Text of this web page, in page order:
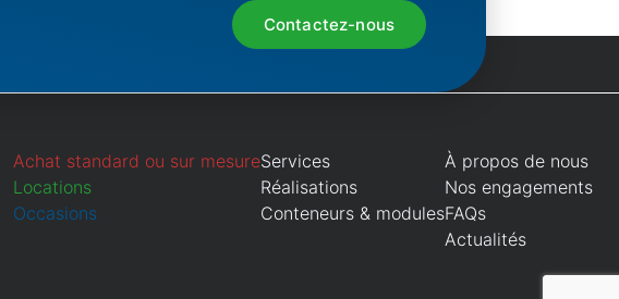
Contactez-nous
Achat standard ou sur mesure
Locations
Occasions
Services
Réalisations
Conteneurs & modules
À propos de nous
Nos engagements
FAQs
Actualités